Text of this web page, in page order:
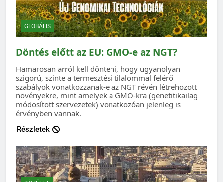
GLOBÁLIS
Döntés előtt az EU: GMO-e az NGT?
Hamarosan arról kell dönteni, hogy ugyanolyan
szigorú, szinte a termesztési tilalommal felérő
szabályok vonatkozzanak-e az NGT révén létrehozott
növényekre, mint amelyek a GMO-kra (genetitikailag
módosított szervezetek) vonatkozóan jelenleg is
érvényben vannak.
Részletek